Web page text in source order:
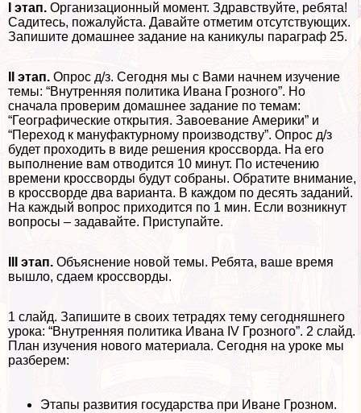
I этап. Организационный момент. Здравствуйте, ребята!
Садитесь, пожалуйста. Давайте отметим отсутствующих.
Запишите домашнее задание на каникулы параграф 25.
II этап. Опрос д/з. Сегодня мы с Вами начнем изучение
темы: “Внутренняя политика Ивана Грозного”. Но
сначала проверим домашнее задание по темам:
“Географические открытия. Завоевание Америки” и
“Переход к мануфактурному производству”. Опрос д/з
будет проходить в виде решения кроссворда. На его
выполнение вам отводится 10 минут. По истечению
времени кроссворды будут собраны. Обратите внимание,
в кроссворде два варианта. В каждом по десять заданий.
На каждый вопрос приходится по 1 мин. Если возникнут
вопросы – задавайте. Приступайте.
III этап. Объяснение новой темы. Ребята, ваше время
вышло, сдаем кроссворды.
1 слайд. Запишите в своих тетрадях тему сегодняшнего
урока: “Внутренняя политика Ивана IV Грозного”. 2 слайд.
План изучения нового материала. Сегодня на уроке мы
разберем:
Этапы развития государства при Иване Грозном.